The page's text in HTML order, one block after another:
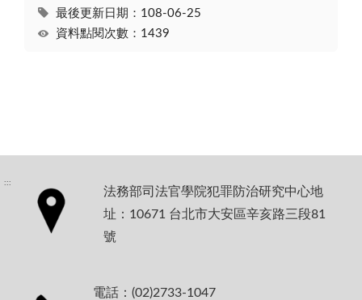
最後更新日期：108-06-25
資料點閱次數：1439
:::
法務部司法官學院犯罪防治研究中心地
址：10671 台北市大安區辛亥路三段81
號
電話：(02)2733-1047